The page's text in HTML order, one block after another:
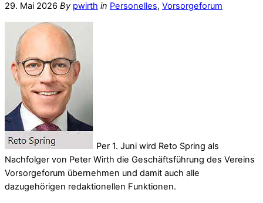
29. Mai 2026 By pwirth in Personelles, Vorsorgeforum
Per 1. Juni wird Reto Spring als
Nachfolger von Peter Wirth die Geschäftsführung des Vereins
Vorsorgeforum übernehmen und damit auch alle
dazugehörigen redaktionellen Funktionen.